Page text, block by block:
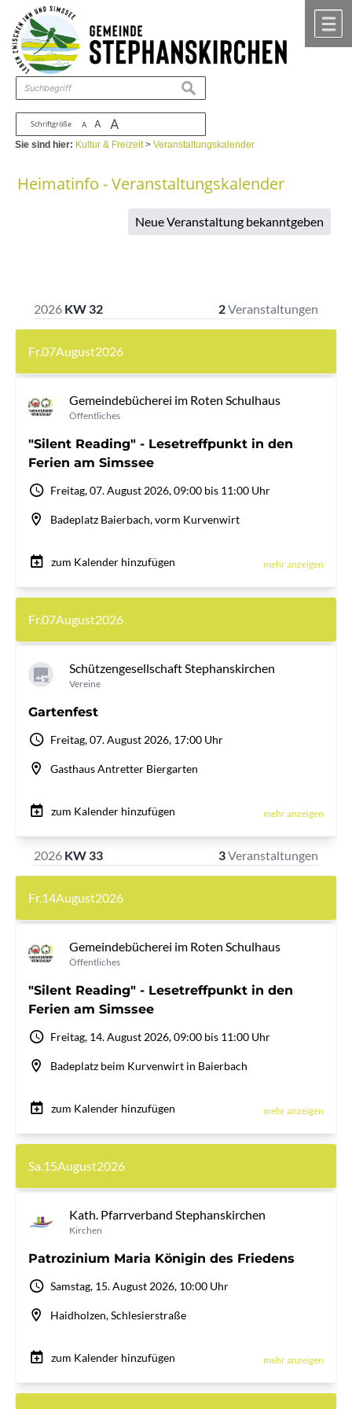
Zum Inhalt ,zur Navigation
Schriftgröße A A A
suchen
Sie sind hier: Kultur & Freizeit>Veranstaltungskalender
Heimatinfo - Veranstaltungskalender